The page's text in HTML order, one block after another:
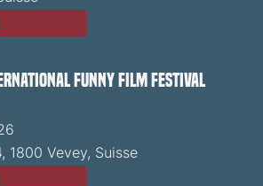
Funny Film Festival
1800 Vevey, Suisse